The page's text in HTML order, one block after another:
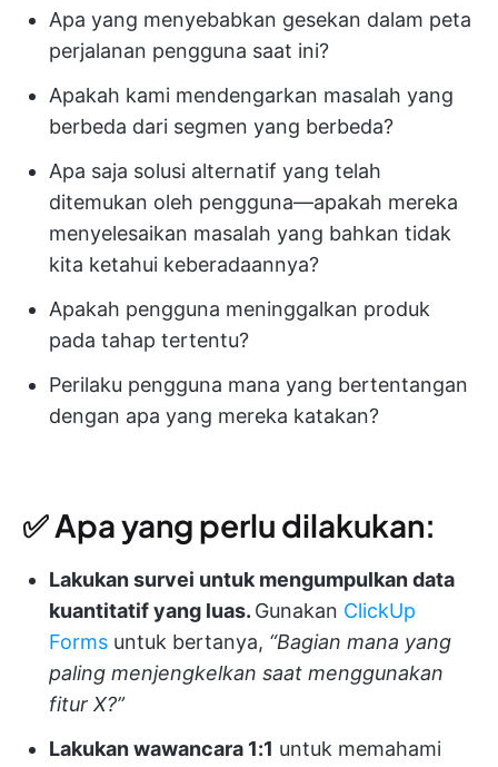
Apa yang menyebabkan gesekan dalam peta
perjalanan pengguna saat ini?
Apakah kami mendengarkan masalah yang
berbeda dari segmen yang berbeda?
Apa saja solusi alternatif yang telah
ditemukan oleh pengguna—apakah mereka
menyelesaikan masalah yang bahkan tidak
kita ketahui keberadaannya?
Apakah pengguna meninggalkan produk
pada tahap tertentu?
Perilaku pengguna mana yang bertentangan
dengan apa yang mereka katakan?
✅ Apa yang perlu dilakukan:
Lakukan survei untuk mengumpulkan data
kuantitatif yang luas. Gunakan ClickUp
Forms untuk bertanya, “Bagian mana yang
paling menjengkelkan saat menggunakan
fitur X?”
Lakukan wawancara 1:1 untuk memahami